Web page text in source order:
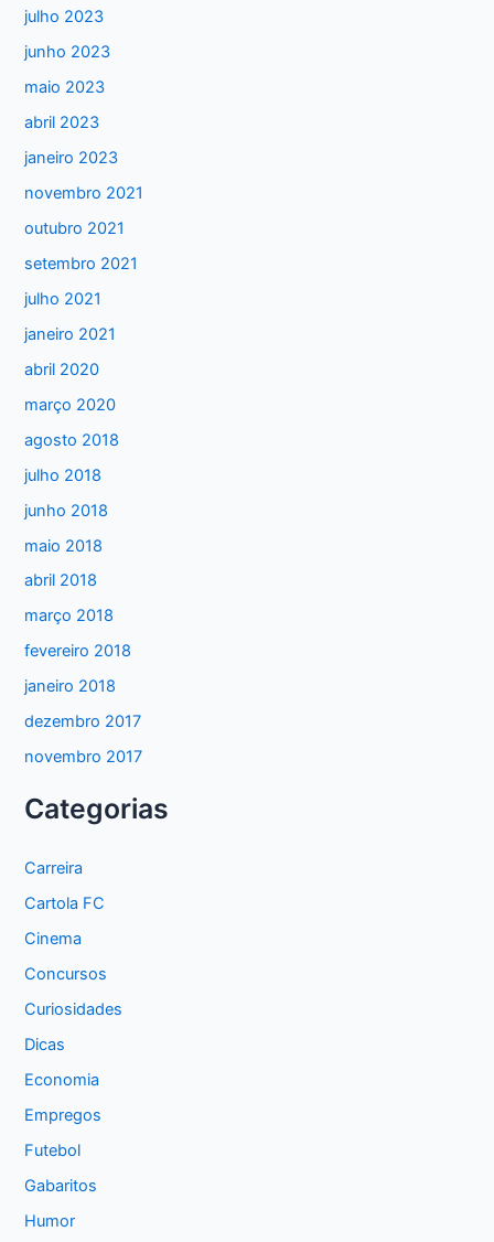
a
r
p
o
r
:
julho 2023
junho 2023
maio 2023
abril 2023
janeiro 2023
novembro 2021
outubro 2021
setembro 2021
julho 2021
janeiro 2021
abril 2020
março 2020
agosto 2018
julho 2018
junho 2018
maio 2018
abril 2018
março 2018
fevereiro 2018
janeiro 2018
dezembro 2017
novembro 2017
Categorias
Carreira
Cartola FC
Cinema
Concursos
Curiosidades
Dicas
Economia
Empregos
Futebol
Gabaritos
Humor